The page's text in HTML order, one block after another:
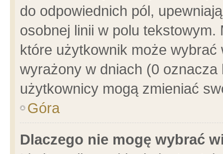
do odpowiednich pól,
osobnej linii w polu
które użytkownik może
wyrażony w dniach (0
użytkownicy mogą zmieniać
Góra
Dlaczego nie mogę wybrać